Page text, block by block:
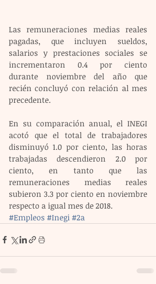
Las remuneraciones medias reales
pagadas, que incluyen sueldos,
salarios y prestaciones sociales se
incrementaron 0.4 por ciento
durante noviembre del año que
recién concluyó con relación al mes
precedente.
En su comparación anual, el INEGI
acotó que el total de trabajadores
disminuyó 1.0 por ciento, las horas
trabajadas descendieron 2.0 por
ciento, en tanto que las
remuneraciones medias reales
subieron 3.3 por ciento en noviembre
respecto a igual mes de 2018.
#Empleos #Inegi#2a